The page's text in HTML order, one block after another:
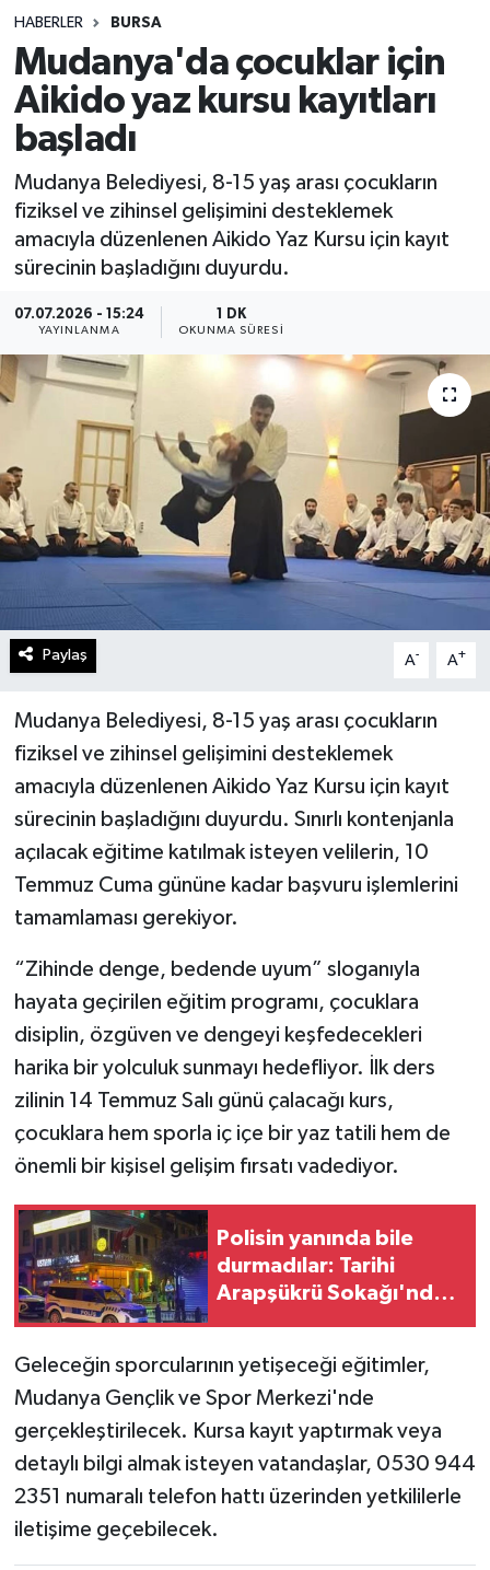
HABERLER BURSA
Mudanya'da çocuklar için
Aikido yaz kursu kayıtları
başladı
Mudanya Belediyesi, 8-15 yaş arası çocukların
fiziksel ve zihinsel gelişimini desteklemek
amacıyla düzenlenen Aikido Yaz Kursu için kayıt
sürecinin başladığını duyurdu.
07.07.2026 - 15:24
YAYINLANMA
1 DK
OKUNMA SÜRESI
Paylaş A- A+
Mudanya Belediyesi, 8-15 yaş arası çocukların
fiziksel ve zihinsel gelişimini desteklemek
amacıyla düzenlenen Aikido Yaz Kursu için kayıt
sürecinin başladığını duyurdu. Sınırlı kontenjanla
açılacak eğitime katılmak isteyen velilerin, 10
Temmuz Cuma gününe kadar başvuru işlemlerini
tamamlaması gerekiyor.
“Zihinde denge, bedende uyum” sloganıyla
hayata geçirilen eğitim programı, çocuklara
disiplin, özgüven ve dengeyi keşfedecekleri
harika bir yolculuk sunmayı hedefliyor. İlk ders
zilinin 14 Temmuz Salı günü çalacağı kurs,
çocuklara hem sporla iç içe bir yaz tatili hem de
önemli bir kişisel gelişim fırsatı vadediyor.
Polisin yanında bile
durmadılar: Tarihi
Arapşükrü Sokağı'nda
Geleceğin sporcularının yetişeceği eğitimler,
Mudanya Gençlik ve Spor Merkezi'nde
gerçekleştirilecek. Kursa kayıt yaptırmak veya
detaylı bilgi almak isteyen vatandaşlar, 0530 944
2351 numaralı telefon hattı üzerinden yetkililerle
iletişime geçebilecek.
Spor
Teknoloji
Yaşam